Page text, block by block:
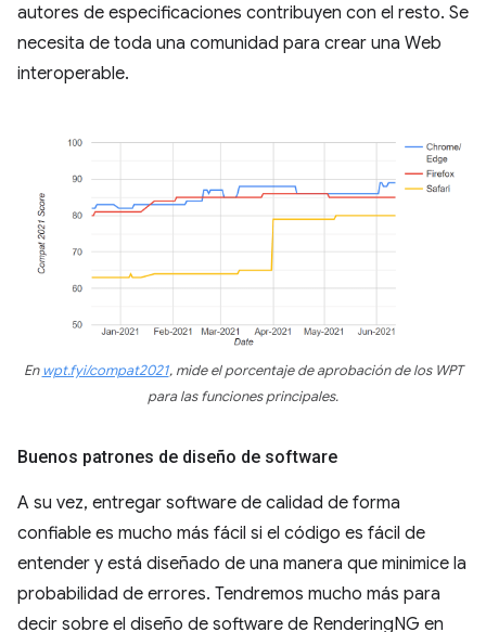
autores de especificaciones contribuyen con el resto. Se
necesita de toda una comunidad para crear una Web
interoperable.
Enwpt.fyi/compat2021, mide el porcentaje de aprobación de los WPT
para las funciones principales.
Buenos patrones de diseño de software
A su vez, entregar software de calidad de forma
confiable es mucho más fácil si el código es fácil de
entender y está diseñado de una manera que minimice la
probabilidad de errores. Tendremos mucho más para
decir sobre el diseño de software de RenderingNG en